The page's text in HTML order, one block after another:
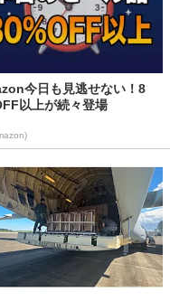
今日も見逃せない！8
以上が続々登場